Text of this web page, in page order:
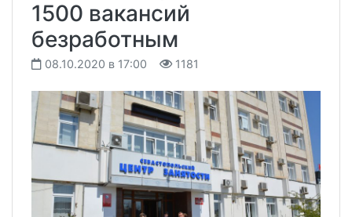
1500 вакансий
безработным
08.10.2020 в 17:00 1181